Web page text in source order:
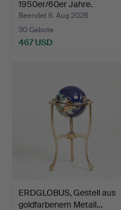
1950er/60er Jahre.
Beendet 6. Aug 2026
30 Gebote
467 USD
ERDGLOBUS, Gestell aus
goldfarbenem Metall…